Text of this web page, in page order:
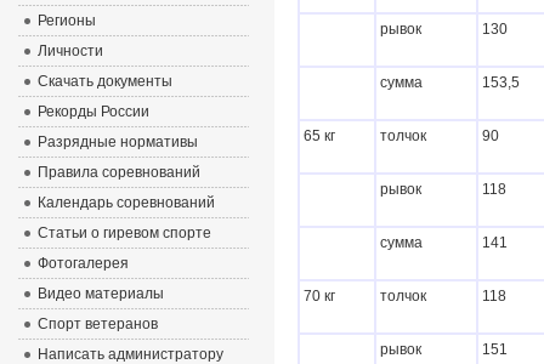
рывок 130
сумма 153,5
65 кг толчок 90
рывок 118
сумма 141
70 кг толчок 118
рывок 151
Регионы
Личности
Скачать документы
Рекорды России
Разрядные нормативы
Правила соревнований
Календарь соревнований
Статьи о гиревом спорте
Фотогалерея
Видео материалы
Спорт ветеранов
Написать администратору